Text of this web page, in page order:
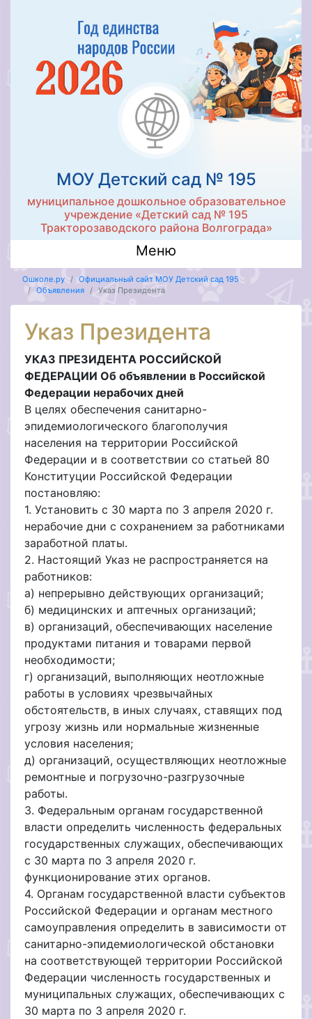
МОУ Детский сад № 195
муниципальное дошкольное образовательное
учреждение «Детский сад № 195
Тракторозаводского района Волгограда»
Меню
Ошколе.ру
Официальный сайт МОУ Детский сад 195
Объявления
Указ Президента
Указ Президента
УКАЗ ПРЕЗИДЕНТА РОССИЙСКОЙ
ФЕДЕРАЦИИ Об объявлении в Российской
Федерации нерабочих дней
В целях обеспечения санитарно-
эпидемиологического благополучия
населения на территории Российской
Федерации и в соответствии со статьей 80
Конституции Российской Федерации
постановляю:
1. Установить с 30 марта по 3 апреля 2020 г.
нерабочие дни с сохранением за работниками
заработной платы.
2. Настоящий Указ не распространяется на
работников:
а) непрерывно действующих организаций;
б) медицинских и аптечных организаций;
в) организаций, обеспечивающих население
продуктами питания и товарами первой
необходимости;
г) организаций, выполняющих неотложные
работы в условиях чрезвычайных
обстоятельств, в иных случаях, ставящих под
угрозу жизнь или нормальные жизненные
условия населения;
д) организаций, осуществляющих неотложные
ремонтные и погрузочно-разгрузочные
работы.
3. Федеральным органам государственной
власти определить численность федеральных
государственных служащих, обеспечивающих
с 30 марта по 3 апреля 2020 г.
функционирование этих органов.
4. Органам государственной власти субъектов
Российской Федерации и органам местного
самоуправления определить в зависимости от
санитарно-эпидемиологической обстановки
на соответствующей территории Российской
Федерации численность государственных и
муниципальных служащих, обеспечивающих с
30 марта по 3 апреля 2020 г.